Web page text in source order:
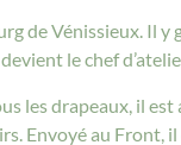
de Vénissieux. Il
le chef
les drapeaux, il est
Envoyé au Front,